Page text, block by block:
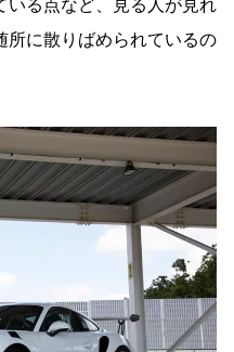
いる点など、見る人が見れ
所に散りばめられているの